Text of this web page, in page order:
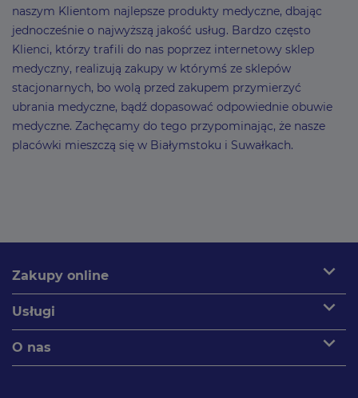
naszym Klientom najlepsze produkty medyczne, dbając
jednocześnie o najwyższą jakość usług. Bardzo często
Klienci, którzy trafili do nas poprzez internetowy sklep
medyczny, realizują zakupy w którymś ze sklepów
stacjonarnych, bo wolą przed zakupem przymierzyć
ubrania medyczne, bądź dopasować odpowiednie obuwie
medyczne. Zachęcamy do tego przypominając, że nasze
placówki mieszczą się w Białymstoku i Suwałkach.
Zakupy online expand_more
Usługi expand_more
O nas expand_more